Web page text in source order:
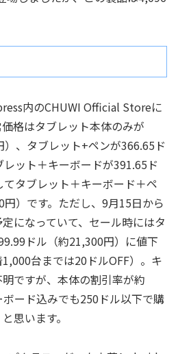
内のCHUWI Official Storeに
格はタブレット本体のみが
、タブレット+ペンが366.65ド
ット＋キーボードが391.65ド
タブレット＋キーボード＋ペ
）です。ただし、9月15日から
になっていて、セール時にはタ
ドル（約21,300円）に値下
台までは20ドルOFF）。キ
ですが、本体の割引率が約
ード込みでも250ドル以下で購
思います。